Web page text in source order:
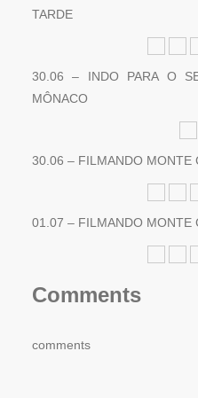
TARDE
30.06 – INDO PARA O
MÔNACO
30.06 – FILMANDO MONTE
01.07 – FILMANDO MONTE
Comments
comments